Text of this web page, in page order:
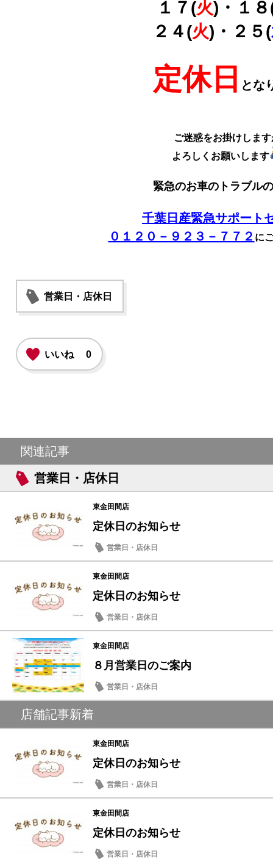
１７(火)・１
２４(火)・２５(
定休日 とな
ご迷惑をお掛けします
よろしくお願いします
緊急のお車のトラブル
千葉日産緊急サポート
０１２０－９２３－７７２ に
営業日・店休日
いいね 0
関連記事
営業日・店休日
東金田間店
定休日のお知らせ
営業日・店休日
東金田間店
定休日のお知らせ
営業日・店休日
東金田間店
８月営業日のご案内
営業日・店休日
店舗記事新着
東金田間店
定休日のお知らせ
営業日・店休日
東金田間店
定休日のお知らせ
営業日・店休日